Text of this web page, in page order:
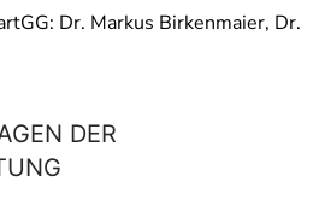
Dr. Markus Birkenmaier, Dr.
DER